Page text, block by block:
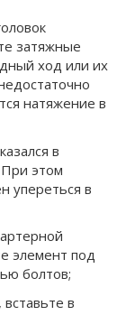
затяжные
ход или их
натяжение в
в
этом
упереться в
элемент под
болтов;
в